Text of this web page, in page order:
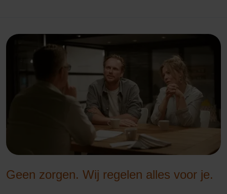
Geen zorgen. Wij regelen alles voor je.